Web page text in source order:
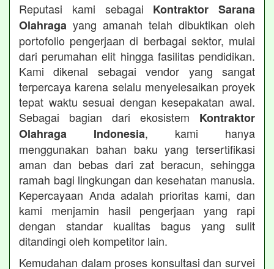
Reputasi kami sebagai Kontraktor Sarana
Olahraga yang amanah telah dibuktikan oleh
portofolio pengerjaan di berbagai sektor, mulai
dari perumahan elit hingga fasilitas pendidikan.
Kami dikenal sebagai vendor yang sangat
terpercaya karena selalu menyelesaikan proyek
tepat waktu sesuai dengan kesepakatan awal.
Sebagai bagian dari ekosistem Kontraktor
Olahraga Indonesia, kami hanya
menggunakan bahan baku yang tersertifikasi
aman dan bebas dari zat beracun, sehingga
ramah bagi lingkungan dan kesehatan manusia.
Kepercayaan Anda adalah prioritas kami, dan
kami menjamin hasil pengerjaan yang rapi
dengan standar kualitas bagus yang sulit
ditandingi oleh kompetitor lain.
Kemudahan dalam proses konsultasi dan survei